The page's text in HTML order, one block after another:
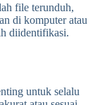
file terunduh,
di komputer atau
diidentifikasi.
untuk selalu